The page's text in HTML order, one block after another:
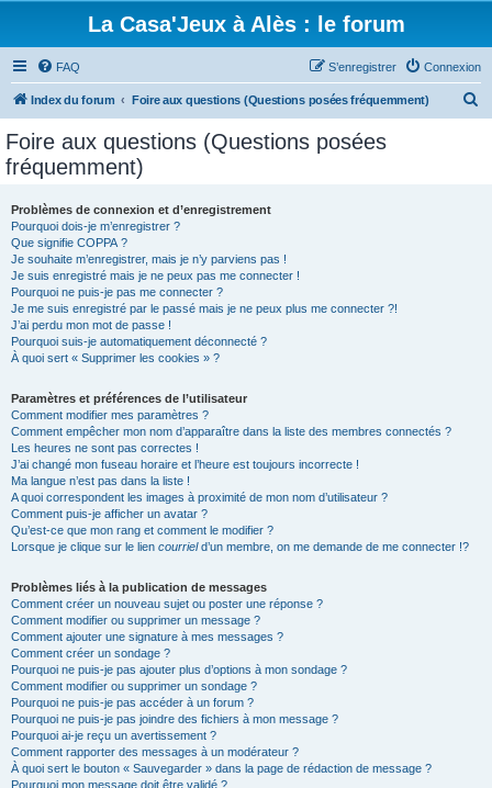
La Casa'Jeux à Alès : le forum
FAQ Connexion
S’enregistrer
Index du forum Foire aux questions (Questions posées fréquemment)
Foire aux questions (Questions posées
fréquemment)
Problèmes de connexion et d’enregistrement
Pourquoi dois-je m’enregistrer ?
Que signifie COPPA ?
Je souhaite m’enregistrer, mais je n’y parviens pas !
Je suis enregistré mais je ne peux pas me connecter !
Pourquoi ne puis-je pas me connecter ?
Je me suis enregistré par le passé mais je ne peux plus me connecter ?!
J’ai perdu mon mot de passe !
Pourquoi suis-je automatiquement déconnecté ?
À quoi sert « Supprimer les cookies » ?
Paramètres et préférences de l’utilisateur
Comment modifier mes paramètres ?
Comment empêcher mon nom d’apparaître dans la liste des membres connectés ?
Les heures ne sont pas correctes !
J’ai changé mon fuseau horaire et l’heure est toujours incorrecte !
Ma langue n’est pas dans la liste !
A quoi correspondent les images à proximité de mon nom d’utilisateur ?
Comment puis-je afficher un avatar ?
Qu’est-ce que mon rang et comment le modifier ?
Lorsque je clique sur le lien courrield’un membre, on me demande de me connecter !?
Problèmes liés à la publication de messages
Comment créer un nouveau sujet ou poster une réponse ?
Comment modifier ou supprimer un message ?
Comment ajouter une signature à mes messages ?
Comment créer un sondage ?
Pourquoi ne puis-je pas ajouter plus d’options à mon sondage ?
Comment modifier ou supprimer un sondage ?
Pourquoi ne puis-je pas accéder à un forum ?
Pourquoi ne puis-je pas joindre des fichiers à mon message ?
Pourquoi ai-je reçu un avertissement ?
Comment rapporter des messages à un modérateur ?
À quoi sert le bouton « Sauvegarder » dans la page de rédaction de message ?
Pourquoi mon message doit être validé ?